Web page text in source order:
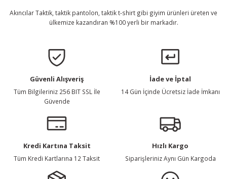
Akıncılar Taktik, taktik pantolon, taktik t-shirt gibi giyim ürünleri üreten ve
ülkemize kazandıran %100 yerli bir markadır.
Güvenli Alışveriş
Tüm Bilgileriniz 256 BIT SSL İle
Güvende
İade ve İptal
14 Gün İçinde Ücretsiz İade İmkanı
Kredi Kartına Taksit
Tüm Kredi Kartlarına 12 Taksit
Hızlı Kargo
Siparişleriniz Aynı Gün Kargoda